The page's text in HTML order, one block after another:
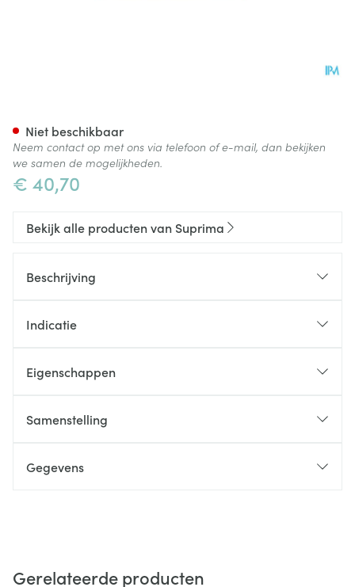
€ 40,70
Niet beschikbaar
Neem contact op met ons via telefoon of e-mail, dan bekijken
we samen de mogelijkheden.
Bekijk alle producten van Suprima
Beschrijving
Indicatie
Eigenschappen
Samenstelling
Gegevens
Gerelateerde producten